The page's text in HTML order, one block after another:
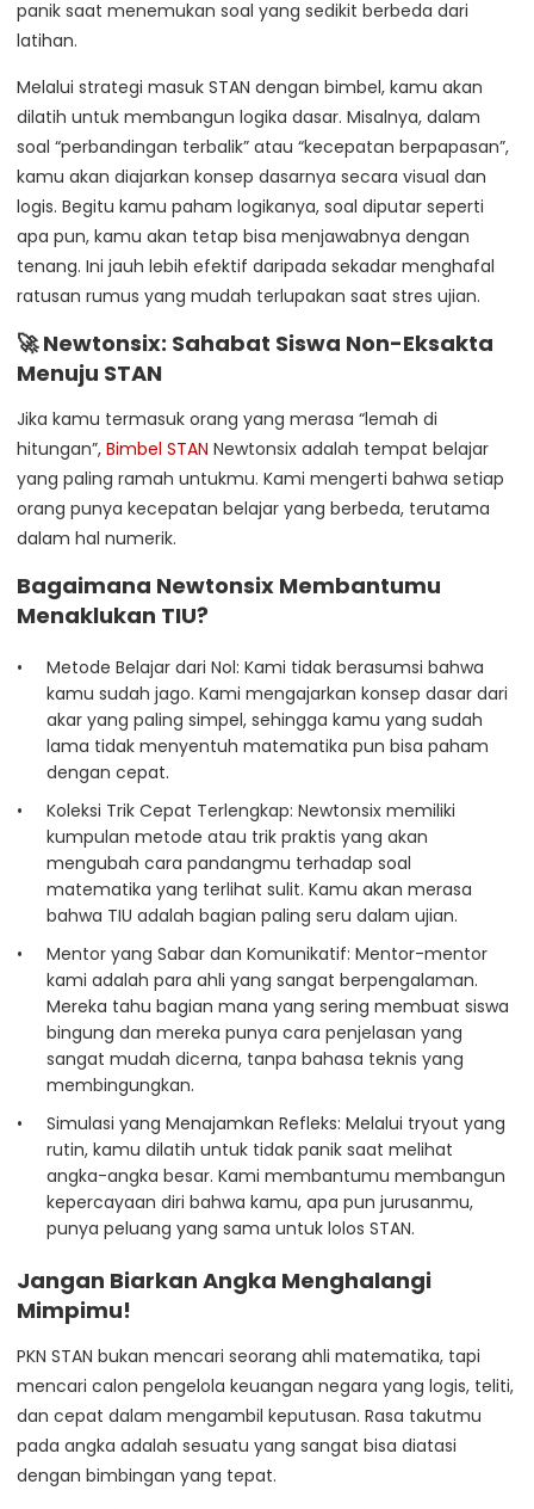
panik saat menemukan soal yang sedikit berbeda dari
latihan.
Melalui strategi masuk STAN dengan bimbel, kamu akan
dilatih untuk membangun logika dasar. Misalnya, dalam
soal “perbandingan terbalik” atau “kecepatan berpapasan”,
kamu akan diajarkan konsep dasarnya secara visual dan
logis. Begitu kamu paham logikanya, soal diputar seperti
apa pun, kamu akan tetap bisa menjawabnya dengan
tenang. Ini jauh lebih efektif daripada sekadar menghafal
ratusan rumus yang mudah terlupakan saat stres ujian.
🚀 Newtonsix: Sahabat Siswa Non-Eksakta
Menuju STAN
Jika kamu termasuk orang yang merasa “lemah di
hitungan”, Bimbel STAN Newtonsix adalah tempat belajar
yang paling ramah untukmu. Kami mengerti bahwa setiap
orang punya kecepatan belajar yang berbeda, terutama
dalam hal numerik.
Bagaimana Newtonsix Membantumu
Menaklukan TIU?
Metode Belajar dari Nol: Kami tidak berasumsi bahwa
kamu sudah jago. Kami mengajarkan konsep dasar dari
akar yang paling simpel, sehingga kamu yang sudah
lama tidak menyentuh matematika pun bisa paham
dengan cepat.
Koleksi Trik Cepat Terlengkap: Newtonsix memiliki
kumpulan metode atau trik praktis yang akan
mengubah cara pandangmu terhadap soal
matematika yang terlihat sulit. Kamu akan merasa
bahwa TIU adalah bagian paling seru dalam ujian.
Mentor yang Sabar dan Komunikatif: Mentor-mentor
kami adalah para ahli yang sangat berpengalaman.
Mereka tahu bagian mana yang sering membuat siswa
bingung dan mereka punya cara penjelasan yang
sangat mudah dicerna, tanpa bahasa teknis yang
membingungkan.
Simulasi yang Menajamkan Refleks: Melalui tryout yang
rutin, kamu dilatih untuk tidak panik saat melihat
angka-angka besar. Kami membantumu membangun
kepercayaan diri bahwa kamu, apa pun jurusanmu,
punya peluang yang sama untuk lolos STAN.
Jangan Biarkan Angka Menghalangi
Mimpimu!
PKN STAN bukan mencari seorang ahli matematika, tapi
mencari calon pengelola keuangan negara yang logis, teliti,
dan cepat dalam mengambil keputusan. Rasa takutmu
pada angka adalah sesuatu yang sangat bisa diatasi
dengan bimbingan yang tepat.